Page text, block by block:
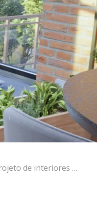
de interiores …